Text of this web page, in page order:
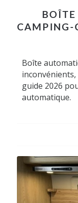
CAMPING-
Boîte
guide 2026
automatique.